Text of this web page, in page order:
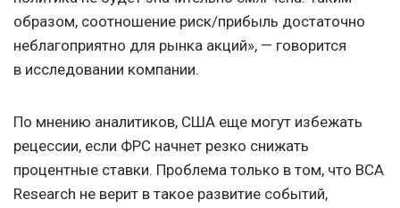
образом, соотношение риск/прибыль достаточно
неблагоприятно для рынка акций», — говорится
в исследовании компании.
По мнению аналитиков, США еще могут избежать
рецессии, если ФРС начнет резко снижать
процентные ставки. Проблема только в том, что BCA
Research не верит в такое развитие событий,